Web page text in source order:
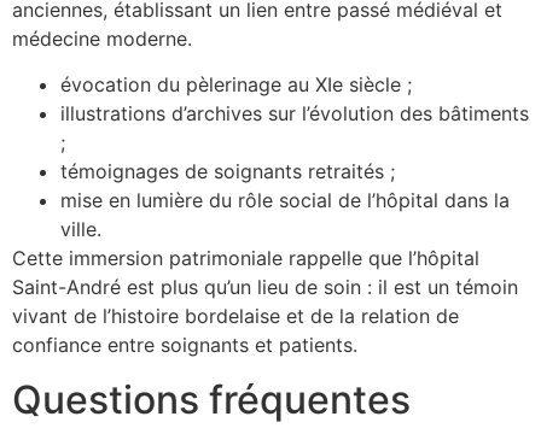
anciennes, établissant un lien entre passé médiéval et
médecine moderne.
évocation du pèlerinage au XIe siècle ;
illustrations d’archives sur l’évolution des bâtiments
;
témoignages de soignants retraités ;
mise en lumière du rôle social de l’hôpital dans la
ville.
Cette immersion patrimoniale rappelle que l’hôpital
Saint-André est plus qu’un lieu de soin : il est un témoin
vivant de l’histoire bordelaise et de la relation de
confiance entre soignants et patients.
Questions fréquentes